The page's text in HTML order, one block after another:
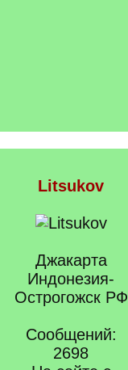
Litsukov
Джакарта
Индонезия-
Острогожск РФ
Сообщений:
2698